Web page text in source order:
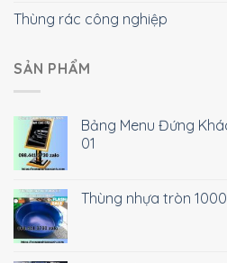
Thùng rác công nghiệp
SẢN PHẨM
Bảng Menu Đứng
01
Thùng nhựa tròn